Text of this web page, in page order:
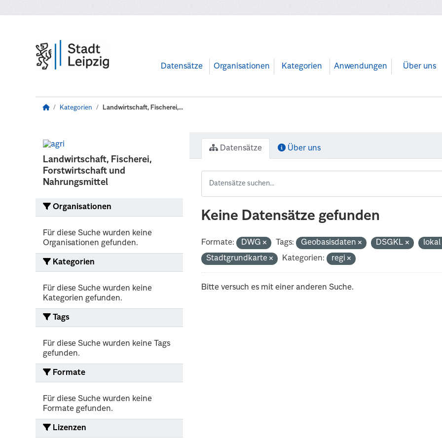
Datensätze Organisationen Kategorien Anwendungen Über uns
Kategorien Landwirtschaft, Fischerei,...
Landwirtschaft, Fischerei,
Forstwirtschaft und
Nahrungsmittel
Organisationen
Für diese Suche wurden keine
Organisationen gefunden.
Kategorien
Für diese Suche wurden keine
Kategorien gefunden.
Tags
Für diese Suche wurden keine Tags
gefunden.
Formate
Für diese Suche wurden keine
Formate gefunden.
Lizenzen
Datensätze Über uns
Keine Datensätze gefunden
Formate: DWG Tags: Geobasisdaten DSGKL
Stadtgrundkarte
Kategorien: regi
Bitte versuch es mit einer anderen Suche.